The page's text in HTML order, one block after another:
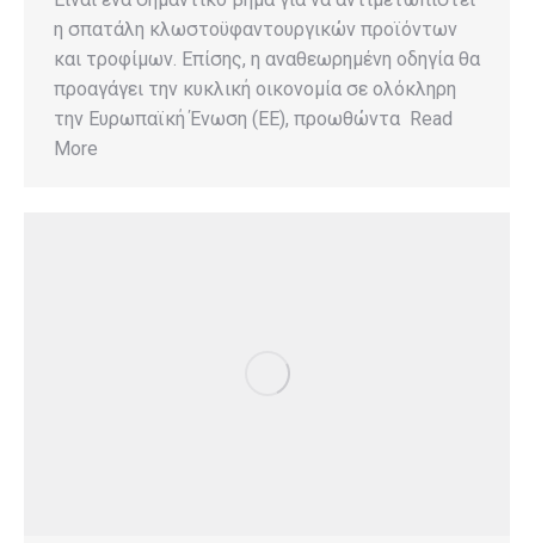
η σπατάλη κλωστοϋφαντουργικών προϊόντων
και τροφίμων. Επίσης, η αναθεωρημένη οδηγία θα
προαγάγει την κυκλική οικονομία σε ολόκληρη
την Ευρωπαϊκή Ένωση (ΕΕ), προωθώντα Read
More